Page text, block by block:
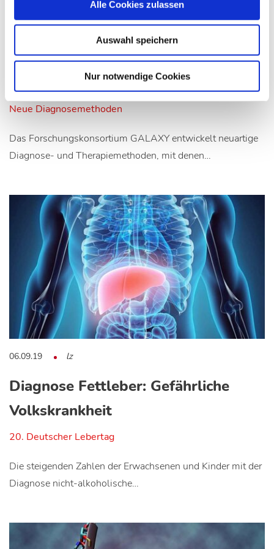
Alle Cookies zulassen
Auswahl speichern
Nur notwendige Cookies
19.04.16 lz
Bakterien helfen, alkoholische
Leberfibrose zu erkennen
Neue Diagnosemethoden
Das Forschungskonsortium GALAXY entwickelt neuartige
Diagnose- und Therapiemethoden, mit denen…
06.09.19 lz
Diagnose Fettleber: Gefährliche
Volkskrankheit
20. Deutscher Lebertag
Die steigenden Zahlen der Erwachsenen und Kinder mit der
Diagnose nicht-alkoholische…